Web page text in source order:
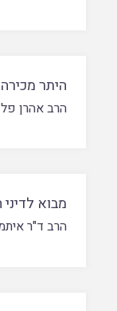
היתר
הרב אהרן
מבוא לדיני
הרב ד"ר